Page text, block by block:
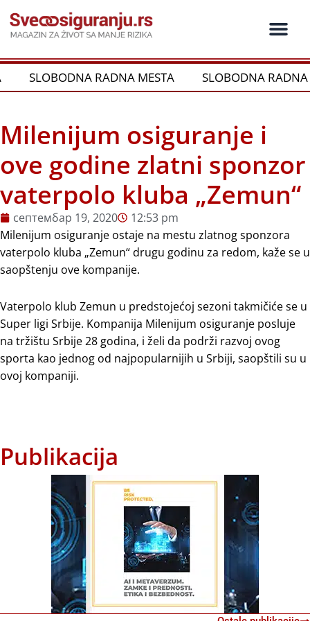
на
садржај
SLOBODNA RADNA MESTA SLOBODNA RADNA
Milenijum osiguranje i
ove godine zlatni sponzor
vaterpolo kluba „Zemun“
септембар 19, 2020
12:53 pm
Milenijum osiguranje ostaje na mestu zlatnog sponzora
vaterpolo kluba „Zemun“ drugu godinu za redom, kaže se u
saopštenju ove kompanije.
Vaterpolo klub Zemun u predstojećoj sezoni takmičiće se u
Super ligi Srbije. Kompanija Milenijum osiguranje posluje
na tržištu Srbije 28 godina, i želi da podrži razvoj ovog
sporta kao jednog od najpopularnijih u Srbiji, saopštili su u
ovoj kompaniji.
Publikacija